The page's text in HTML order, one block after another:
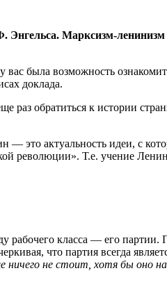
Марксизм-ленинизм
была возможность
доклада.
обратиться к истории
— это актуальность идеи, с
революции». Т.е. учение
рабочего класса — его
что партия всегда
ничего не стоит, хотя бы оно